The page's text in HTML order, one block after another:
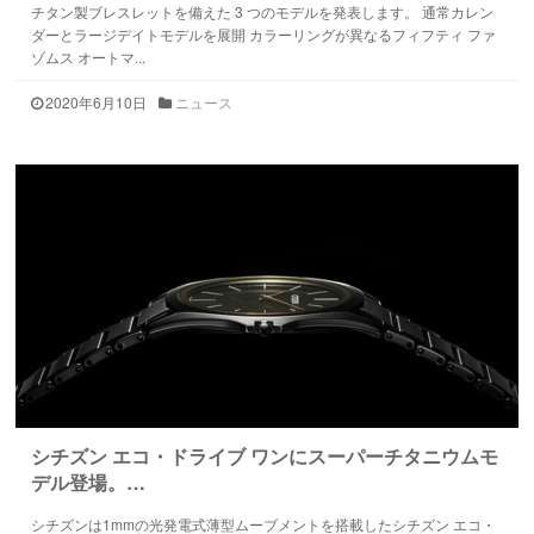
チタン製ブレスレットを備えた 3 つのモデルを発表します。 通常カレン
ダーとラージデイトモデルを展開 カラーリングが異なるフィフティ ファ
ゾムス オートマ...
2020年6月10日 ニュース
シチズン エコ・ドライブ ワンにスーパーチタニウムモ
デル登場。…
シチズンは1mmの光発電式薄型ムーブメントを搭載したシチズン エコ・